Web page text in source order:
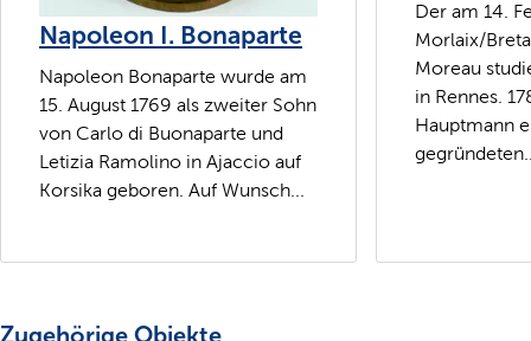
Napoleon I. Bonaparte
Napoleon Bonaparte wurde am
15. August 1769 als zweiter Sohn
von Carlo di Buonaparte und
Letizia Ramolino in Ajaccio auf
Korsika geboren. Auf Wunsch...
Der am 14.
Morlaix/
Moreau
in Rennes.
Hauptmann
Zugehörige Objekte